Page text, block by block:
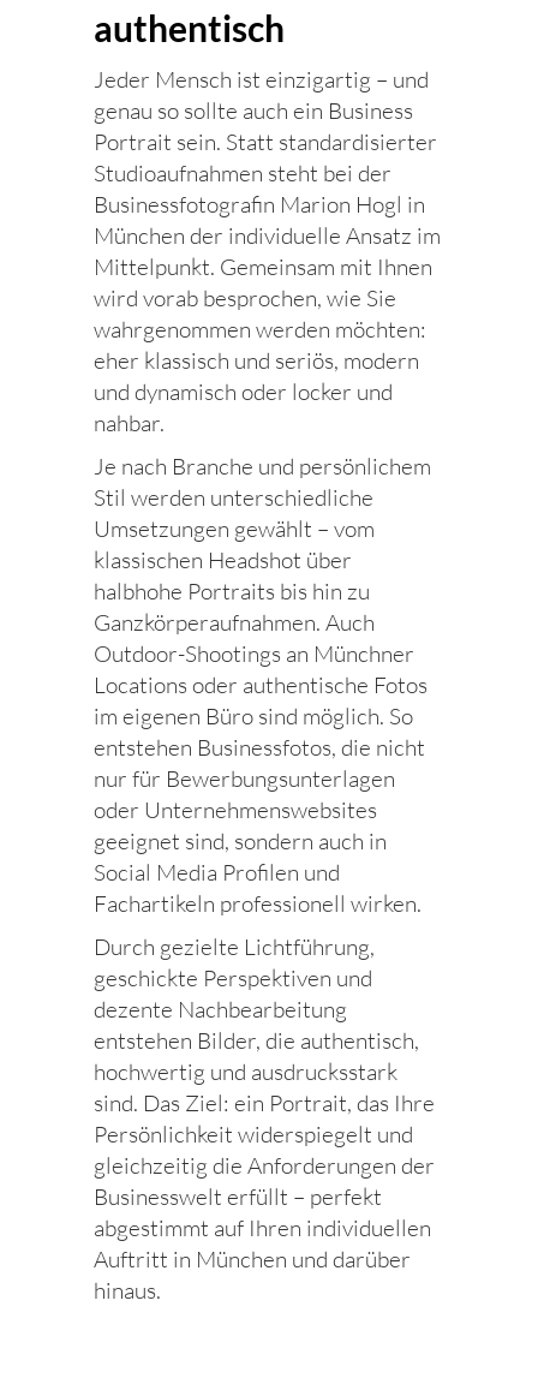
authentisch
Jeder Mensch ist einzigartig – und
genau so sollte auch ein Business
Portrait sein. Statt standardisierter
Studioaufnahmen steht bei der
Businessfotografin Marion Hogl in
München der individuelle Ansatz im
Mittelpunkt. Gemeinsam mit Ihnen
wird vorab besprochen, wie Sie
wahrgenommen werden möchten:
eher klassisch und seriös, modern
und dynamisch oder locker und
nahbar.
Je nach Branche und persönlichem
Stil werden unterschiedliche
Umsetzungen gewählt – vom
klassischen Headshot über
halbhohe Portraits bis hin zu
Ganzkörperaufnahmen. Auch
Outdoor-Shootings an Münchner
Locations oder authentische Fotos
im eigenen Büro sind möglich. So
entstehen Businessfotos, die nicht
nur für Bewerbungsunterlagen
oder Unternehmenswebsites
geeignet sind, sondern auch in
Social Media Profilen und
Fachartikeln professionell wirken.
Durch gezielte Lichtführung,
geschickte Perspektiven und
dezente Nachbearbeitung
entstehen Bilder, die authentisch,
hochwertig und ausdrucksstark
sind. Das Ziel: ein Portrait, das Ihre
Persönlichkeit widerspiegelt und
gleichzeitig die Anforderungen der
Businesswelt erfüllt – perfekt
abgestimmt auf Ihren individuellen
Auftritt in München und darüber
hinaus.